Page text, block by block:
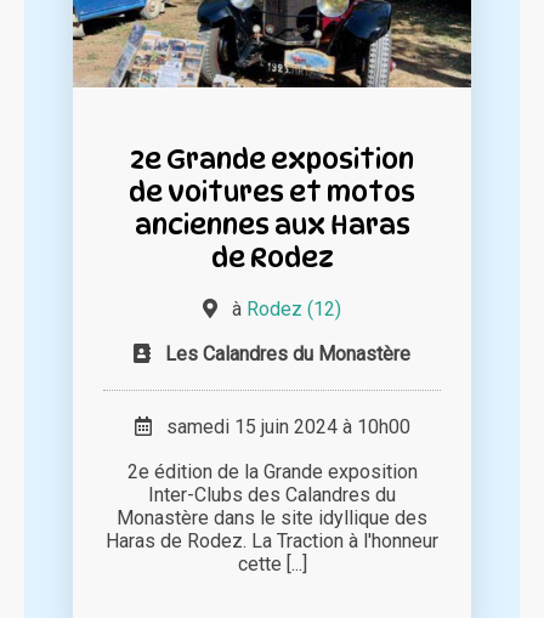
2e Grande exposition
de voitures et motos
anciennes aux Haras
de Rodez
à Rodez (12)
Les Calandres du Monastère
samedi 15 juin 2024 à 10h00
2e édition de la Grande exposition
Inter-Clubs des Calandres du
Monastère dans le site idyllique des
Haras de Rodez. La Traction à l'honneur
cette [...]